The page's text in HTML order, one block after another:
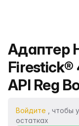
Адаптер
Firestick®
API Reg
Войдите , чтобы
остатках